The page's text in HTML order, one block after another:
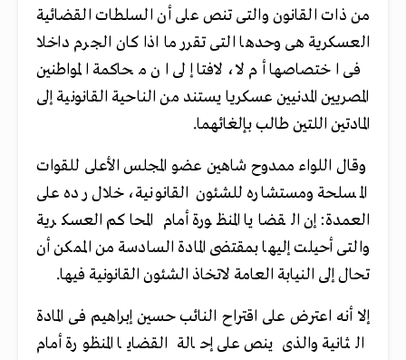
من ذات القانون والتى تنص على أن السلطات القضائية
العسكرية هى وحدها التى تقرر ما اذا كان الجرم داخلا
فى اختصاصها أم لا، لافتا إلى ان محاكمة المواطنين
المصريين المدنيين عسكريا يستند من الناحية القانونية إلى
المادتين اللتين طالب بإلغائهما.
وقال اللواء ممدوح شاهين عضو المجلس الأعلى للقوات
المسلحة ومستشاره للشئون القانونية، خلال رده على
العمدة: إن القضايا المنظورة أمام المحاكم العسكرية
والتى أحيلت إليها بمقتضى المادة السادسة من الممكن أن
تحال إلى النيابة العامة لاتخاذ الشئون القانونية فيها.
إلا أنه اعترض على اقتراح النائب حسين إبراهيم فى المادة
الثانية والذى ينص على إحالة القضايا المنظورة أمام